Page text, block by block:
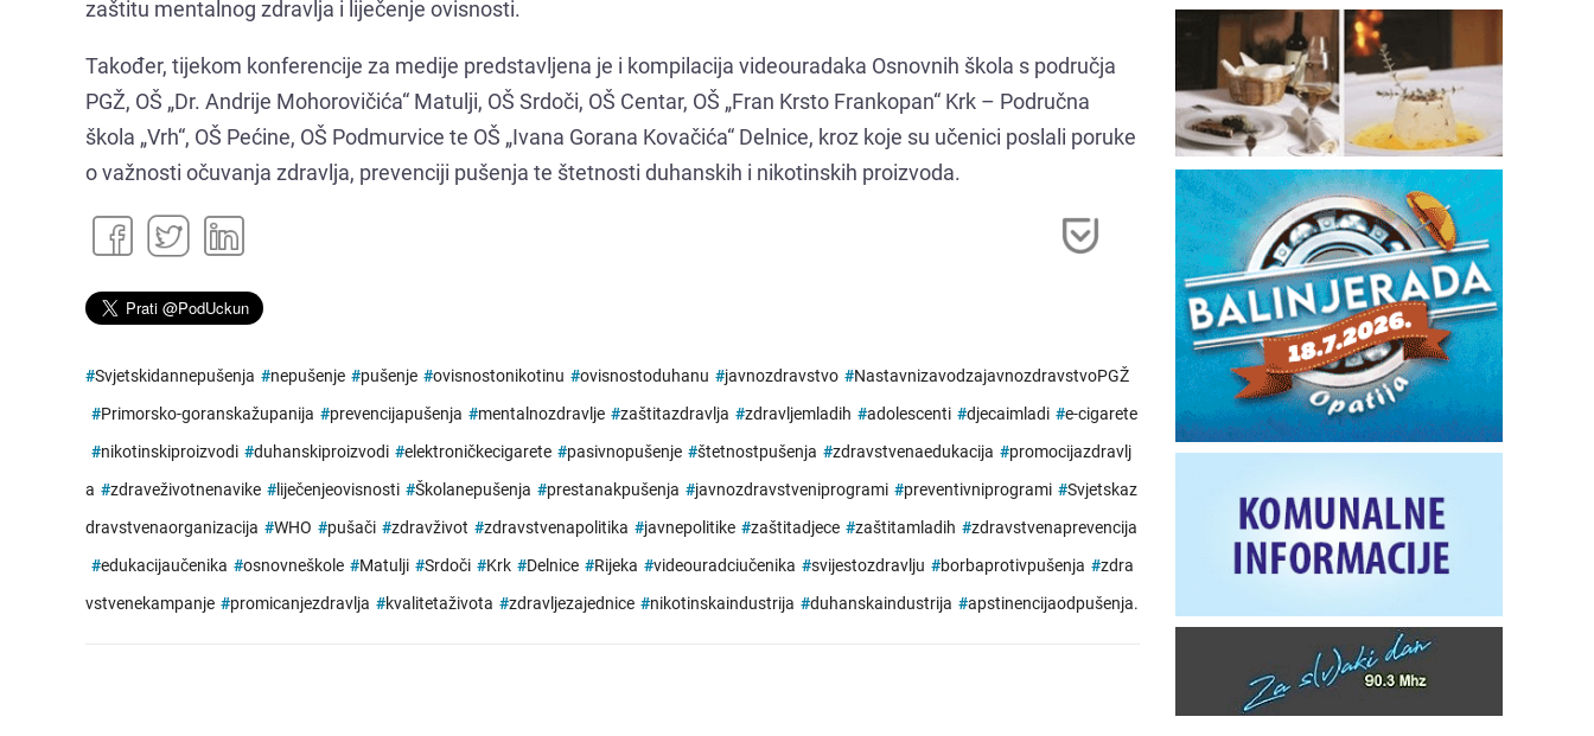
zaštitu mentalnog zdravlja i liječenje ovisnosti.
Također, tijekom konferencije za medije predstavljena je i kompilacija videouradaka Osnovnih škola s područja
PGŽ, OŠ „Dr. Andrije Mohorovičića“ Matulji, OŠ Srdoči, OŠ Centar, OŠ „Fran Krsto Frankopan“ Krk – Područna
škola „Vrh“, OŠ Pećine, OŠ Podmurvice te OŠ „Ivana Gorana Kovačića“ Delnice, kroz koje su učenici poslali poruke
o važnosti očuvanja zdravlja, prevenciji pušenja te štetnosti duhanskih i nikotinskih proizvoda.
#Svjetskidannepušenja #nepušenje #pušenje #ovisnostonikotinu #ovisnostoduhanu #javnozdravstvo #NastavnizavodzajavnozdravstvoPGŽ
#Primorsko-goranskažupanija #prevencijapušenja #mentalnozdravlje #zaštitazdravlja #zdravljemladih #adolescenti #djecaimladi #e-cigarete
#nikotinskiproizvodi #duhanskiproizvodi #elektroničkecigarete #pasivnopušenje #štetnostpušenja #zdravstvenaedukacija #promocijazdravlj
a #zdraveživotnenavike # liječenjeovisnosti #Školanepušenja #prestanakpušenja #javnozdravstveniprogrami #preventivniprogrami #Svjetskaz
dravstvenaorganizacija #WHO #pušači #zdravživot #zdravstvenapolitika #javnepolitike #zaštitadjece #zaštitamladih #zdravstvenaprevencija
#edukacijaučenika #osnovneškole #Matulji #Srdoči #Krk #Delnice #Rijeka #videouradciučenika #svijestozdravlju #borbaprotivpušenja #zdra
vstvenekampanje #promicanjezdravlja #kvalitetaživota #zdravljezajednice #nikotinskaindustrija #duhanskaindustrija #apstinencijaodpušenja.